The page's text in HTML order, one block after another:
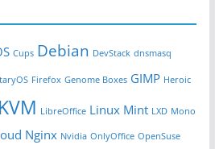
Cups Debian DevStack dnsmasq
Firefox Genome Boxes GIMP Heroic
KVM LibreOffice Linux Mint LXD Mono
Nginx Nvidia OnlyOffice OpenSuse